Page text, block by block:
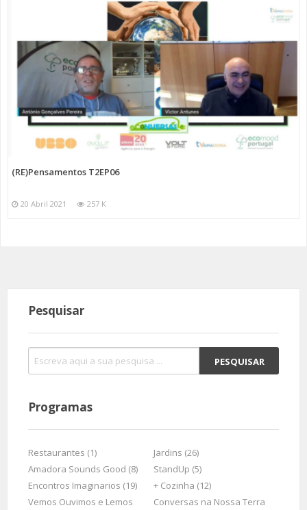
(RE)Pensamentos T2EP06
20 Abril 2021 257 K
Pesquisar
Programas
Restaurantes (1)
Jardins (26)
Amadora Sounds Good (8)
StandUp (5)
Encontros Imaginarios (19)
+ Cozinha (12)
Vemos Ouvimos e Lemos
Conversas na Nossa Terra